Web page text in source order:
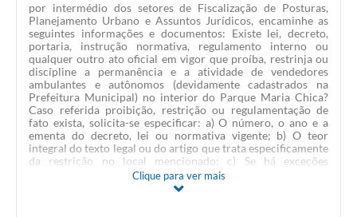
por intermédio dos setores de Fiscalização de Posturas,
Planejamento Urbano e Assuntos Jurídicos, encaminhe as
seguintes informações e documentos: Existe lei, decreto,
portaria, instrução normativa, regulamento interno ou
qualquer outro ato oficial em vigor que proíba, restrinja ou
discipline a permanência e a atividade de vendedores
ambulantes e autônomos (devidamente cadastrados na
Prefeitura Municipal) no interior do Parque Maria Chica?
Caso referida proibição, restrição ou regulamentação de
fato exista, solicita-se especificar: a) O número, o ano e a
ementa do decreto, lei ou normativa vigente; b) O teor
integral do texto legal ou do artigo que trata especificamente
da restrição no local mencionado; c) Se há exceções
previstas na norma (como eventos sazonais, festividades,
cadastros específicos ou alvarás especiais). Diante da
Clique para ver mais